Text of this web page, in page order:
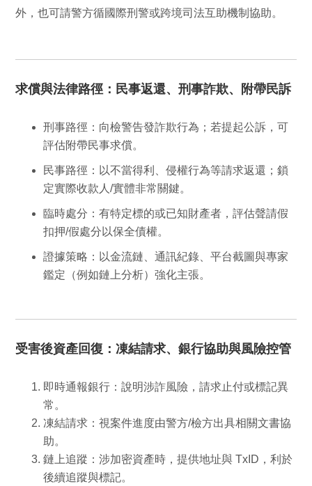
外，也可請警方循國際刑警或跨境司法互助機制協助。
求償與法律路徑：民事返還、刑事詐欺、附帶民訴
刑事路徑 ：向檢警告發詐欺行為；若提起公訴，可
評估附帶民事求償。
民事路徑 ：以不當得利、侵權行為等請求返還；鎖
定實際收款人/實體非常關鍵。
臨時處分 ：有特定標的或已知財產者，評估聲請假
扣押/假處分以保全債權。
證據策略 ：以金流鏈、通訊紀錄、平台截圖與專家
鑑定（例如鏈上分析）強化主張。
受害後資產回復：凍結請求、銀行協助與風險控管
即時通報銀行 ：說明涉詐風險，請求止付或標記異
常。
凍結請求 ：視案件進度由警方/檢方出具相關文書協
助。
鏈上追蹤 ：涉加密資產時，提供地址與 TxID，利於
後續追蹤與標記。